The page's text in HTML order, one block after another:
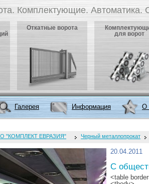
Комплектующие. Автоматика.
Откатные ворота
для ворот
Галерея Информация О
"КОМПЛЕКТ ЕВРАЗИЯ" Черный металлопрокат
20.04.2011
С
<table